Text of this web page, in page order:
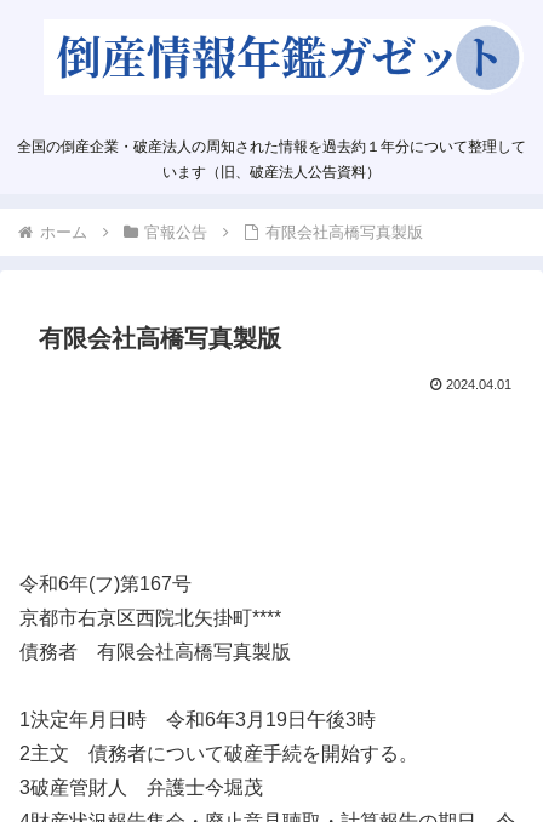
全国の倒産企業・破産法人の周知された情報を過去約１年分について整理して
います（旧、破産法人公告資料）
ホーム 官報公告 有限会社高橋写真製版
有限会社高橋写真製版
2024.04.01
令和6年(フ)第167号
京都市右京区西院北矢掛町****
債務者 有限会社高橋写真製版
1決定年月日時 令和6年3月19日午後3時
2主文 債務者について破産手続を開始する。
3破産管財人 弁護士今堀茂